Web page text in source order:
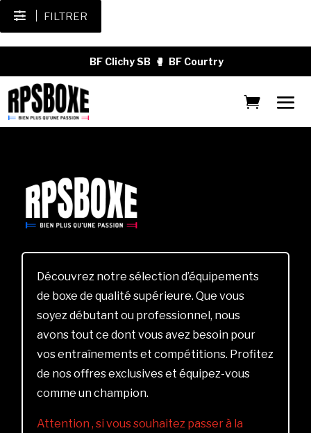
FILTRER
BF Clichy SB 🥊 BF Courtry
Découvrez notre sélection d’équipements
de boxe de qualité supérieure. Que vous
soyez débutant ou professionnel, nous
avons tout ce dont vous avez besoin pour
vos entraînements et compétitions. Profitez
de nos offres exclusives et équipez-vous
comme un champion.
Attention , si vous souhaitez passer à la